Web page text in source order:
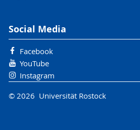
Social Media
Facebook
YouTube
Instagram
© 2026 Universität Rostock